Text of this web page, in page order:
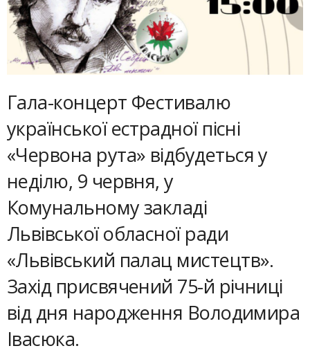
Гала-концерт Фестивалю
української естрадної пісні
«Червона рута» відбудеться у
неділю, 9 червня, у
Комунальному закладі
Львівської обласної ради
«Львівський палац мистецтв».
Захід присвячений 75-й річниці
від дня народження Володимира
Івасюка.